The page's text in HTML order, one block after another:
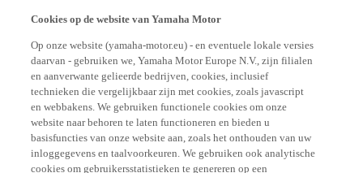
Cookies op de website van Yamaha Motor
Op onze website (yamaha-motor.eu) - en eventuele lokale versies
daarvan - gebruiken we, Yamaha Motor Europe N.V., zijn filialen
en aanverwante gelieerde bedrijven, cookies, inclusief
technieken die vergelijkbaar zijn met cookies, zoals javascript
en webbakens. We gebruiken functionele cookies om onze
website naar behoren te laten functioneren en bieden u
basisfuncties van onze website aan, zoals het onthouden van uw
inloggegevens en taalvoorkeuren. We gebruiken ook analytische
cookies om gebruikersstatistieken te genereren op een